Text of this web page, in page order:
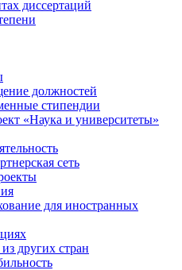
диссертаций
должностей
стипендии
«Наука и университеты»
сеть
для иностранных
других стран